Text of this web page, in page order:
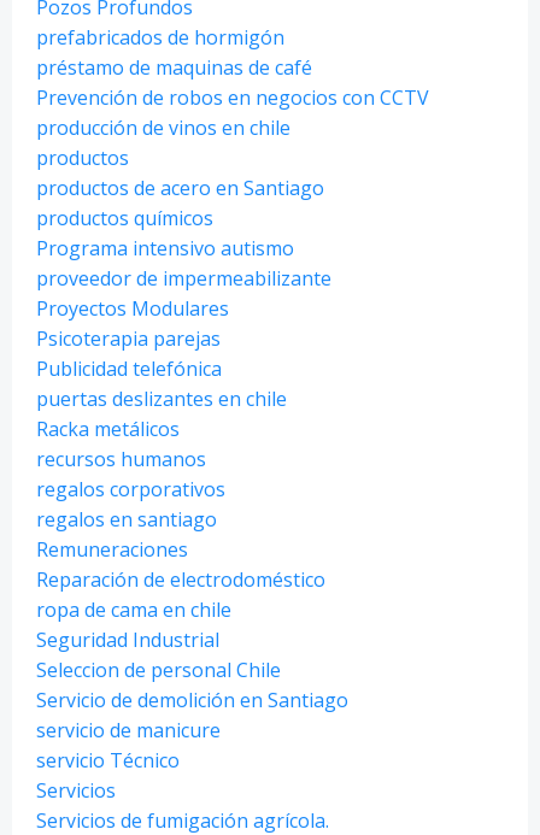
Pozos Profundos
prefabricados de hormigón
préstamo de maquinas de café
Prevención de robos en negocios con CCTV
producción de vinos en chile
productos
productos de acero en Santiago
productos químicos
Programa intensivo autismo
proveedor de impermeabilizante
Proyectos Modulares
Psicoterapia parejas
Publicidad telefónica
puertas deslizantes en chile
Racka metálicos
recursos humanos
regalos corporativos
regalos en santiago
Remuneraciones
Reparación de electrodoméstico
ropa de cama en chile
Seguridad Industrial
Seleccion de personal Chile
Servicio de demolición en Santiago
servicio de manicure
servicio Técnico
Servicios
Servicios de fumigación agrícola.